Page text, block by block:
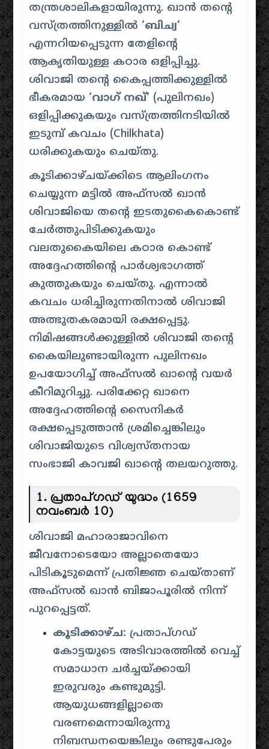
തന്ത്രശാലികളായിരുന്നു. ഖാൻ തന്റെ
വസ്ത്രത്തിനുള്ളിൽ‘ബിച്വ’
എന്നറിയപ്പെടുന്ന തേളിന്റെ
ആകൃതിയുള്ള കഠാര ഒളിപ്പിച്ചു.
ശിവാജി തന്റെ കൈപ്പത്തിക്കുള്ളിൽ
ഭീകരമായ‘വാഗ് നഖ്’ (പുലിനഖം)
ഒളിപ്പിക്കുകയും വസ്ത്രത്തിനടിയിൽ
ഇടുമ്പ് കവചം (Chilkhata)
ധരിക്കുകയും ചെയ്തു.
കൂടിക്കാഴ്ചയ്ക്കിടെ ആലിംഗനം
ചെയ്യുന്ന മട്ടിൽ അഫ്സൽ ഖാൻ
ശിവാജിയെ തന്റെ ഇടതുകൈകൊണ്ട്
ചേർത്തുപിടിക്കുകയും
വലതുകൈയിലെ കഠാര കൊണ്ട്
അദ്ദേഹത്തിന്റെ പാർശ്വഭാഗത്ത്
കുത്തുകയും ചെയ്തു. എന്നാൽ
കവചം ധരിച്ചിരുന്നതിനാൽ ശിവാജി
അത്ഭുതകരമായി രക്ഷപ്പെട്ടു.
നിമിഷങ്ങൾക്കുള്ളിൽ ശിവാജി തന്റെ
കൈയിലുണ്ടായിരുന്ന പുലിനഖം
ഉപയോഗിച്ച് അഫ്സൽ ഖാന്റെ വയർ
കീറിമുറിച്ചു. പരിക്കേറ്റ ഖാനെ
അദ്ദേഹത്തിന്റെ സൈനികർ
രക്ഷപ്പെടുത്താൻ ശ്രമിച്ചെങ്കിലും
ശിവാജിയുടെ വിശ്വസ്തനായ
സംഭാജി കാവജി ഖാന്റെ തലയറുത്തു.
1. പ്രതാപ്ഗഡ് യുദ്ധം (1659
നവംബർ 10)
ശിവാജി മഹാരാജാവിനെ
ജീവനോടെയോ അല്ലാതെയോ
പിടികൂടുമെന്ന് പ്രതിജ്ഞ ചെയ്താണ്
അഫ്സൽ ഖാൻ ബിജാപൂരിൽ നിന്ന്
പുറപ്പെട്ടത്.
കൂടിക്കാഴ്ച: പ്രതാപ്ഗഡ്
കോട്ടയുടെ അടിവാരത്തിൽ വെച്ച്
സമാധാന ചർച്ചയ്ക്കായി
ഇരുവരും കണ്ടുമുട്ടി.
ആയുധങ്ങളില്ലാതെ
വരണമെന്നായിരുന്നു
നിബന്ധനയെങ്കിലും രണ്ടുപേരും